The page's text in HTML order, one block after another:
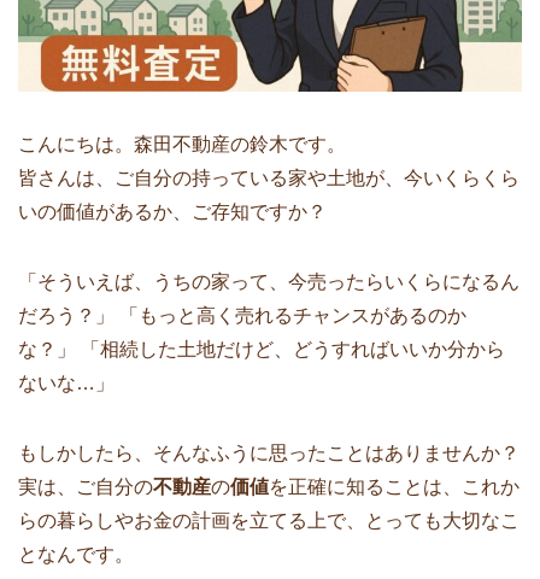
こんにちは。森田不動産の鈴木です。
皆さんは、ご自分の持っている家や土地が、今いくらくら
いの価値があるか、ご存知ですか？
「そういえば、うちの家って、今売ったらいくらになるん
だろう？」 「もっと高く売れるチャンスがあるのか
な？」 「相続した土地だけど、どうすればいいか分から
ないな…」
もしかしたら、そんなふうに思ったことはありませんか？
実は、ご自分の不動産の価値を正確に知ることは、これか
らの暮らしやお金の計画を立てる上で、とっても大切なこ
となんです。